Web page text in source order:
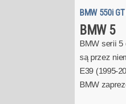
BMW 550i
BMW 5
BMW serii
są przez
E39 (1995-
BMW